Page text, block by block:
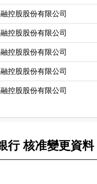
控股股份有限公司
控股股份有限公司
控股股份有限公司
控股股份有限公司
控股股份有限公司
行 核准變更資料